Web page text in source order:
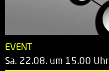
EVENT
Sa. 22.08. um 15.00 Uhr